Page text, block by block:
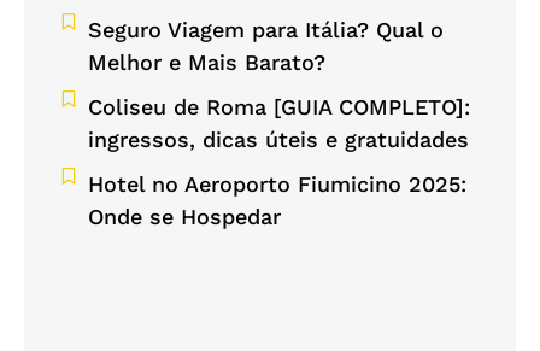
Seguro Viagem para Itália? Qual o
Melhor e Mais Barato?
Coliseu de Roma [GUIA COMPLETO]:
ingressos, dicas úteis e gratuidades
Hotel no Aeroporto Fiumicino 2025:
Onde se Hospedar